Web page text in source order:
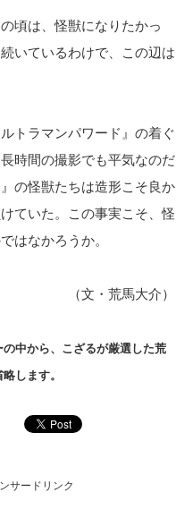
頃は、怪獣になりたかっ
いているわけで、この辺は
トラマンパワード』の着ぐ
時間の撮影でも平気なのだ
の怪獣たちは造形こそ良か
ていた。この事実こそ、怪
はなかろうか。
（文・荒馬大介）
中から、こざるが厳選した荒
します。
サードリンク